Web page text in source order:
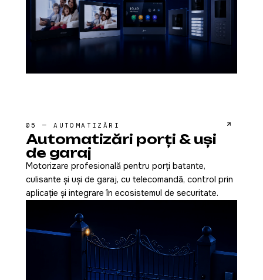
05 — AUTOMATIZĂRI
Automatizări porți & uși
de garaj
Motorizare profesională pentru porți batante,
culisante și uși de garaj, cu telecomandă, control prin
aplicație și integrare în ecosistemul de securitate.